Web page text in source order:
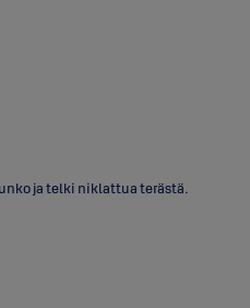
ja telki niklattua terästä.